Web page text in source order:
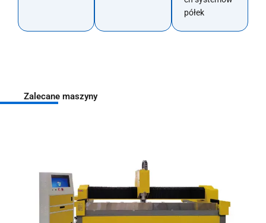
półek
Zalecane maszyny